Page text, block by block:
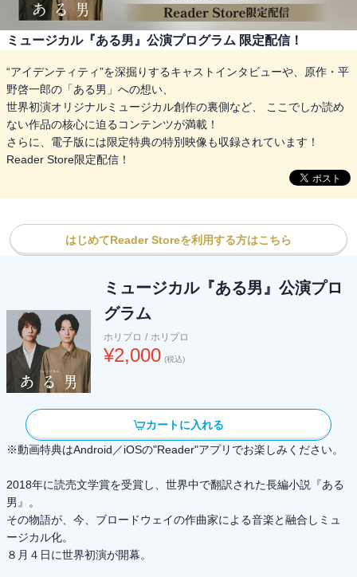
ミュージカル『ある男』公演プログラム 限定配信！
“アイデンティティ”を深掘りするキャストインタビューや、原作・平
野啓一郎の「ある男」への想い、
世界初演オリジナルミュージカル創作の裏側など、 ここでしか読め
ない作品の核心に迫るコンテンツが満載！
さらに、電子版には限定特典の特別映像も収録されています！
Reader Store限定配信！
はじめてReader Storeを利用する方はこちら
ミュージカル『ある男』公演プロ
グラム
ホリプロ / ホリプロ
¥2,000 (税込)
カートに入れる
※動画特典はAndroid／iOSの"Reader"アプリでお楽しみください。
2018年に読売文学賞を受賞し、世界中で翻訳された長編小説『ある
男』。
その物語が、今、ブロードウェイの作曲家による音楽と融合しミュ
ージカル化。
８月４日に世界初演が開幕。